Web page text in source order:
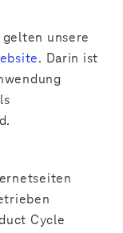
unsere
. Darin ist
Cycle